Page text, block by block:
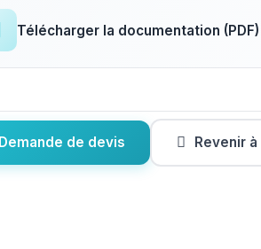
Télécharger la documentation (PDF)
Demande de devis Revenir